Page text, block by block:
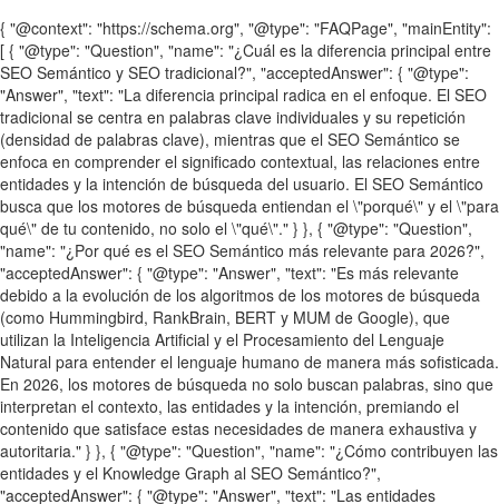
{ "@context": "https://schema.org", "@type": "FAQPage", "mainEntity":
[ { "@type": "Question", "name": "¿Cuál es la diferencia principal entre
SEO Semántico y SEO tradicional?", "acceptedAnswer": { "@type":
"Answer", "text": "La diferencia principal radica en el enfoque. El SEO
tradicional se centra en palabras clave individuales y su repetición
(densidad de palabras clave), mientras que el SEO Semántico se
enfoca en comprender el significado contextual, las relaciones entre
entidades y la intención de búsqueda del usuario. El SEO Semántico
busca que los motores de búsqueda entiendan el \"porqué\" y el \"para
qué\" de tu contenido, no solo el \"qué\"." } }, { "@type": "Question",
"name": "¿Por qué es el SEO Semántico más relevante para 2026?",
"acceptedAnswer": { "@type": "Answer", "text": "Es más relevante
debido a la evolución de los algoritmos de los motores de búsqueda
(como Hummingbird, RankBrain, BERT y MUM de Google), que
utilizan la Inteligencia Artificial y el Procesamiento del Lenguaje
Natural para entender el lenguaje humano de manera más sofisticada.
En 2026, los motores de búsqueda no solo buscan palabras, sino que
interpretan el contexto, las entidades y la intención, premiando el
contenido que satisface estas necesidades de manera exhaustiva y
autoritaria." } }, { "@type": "Question", "name": "¿Cómo contribuyen las
entidades y el Knowledge Graph al SEO Semántico?",
"acceptedAnswer": { "@type": "Answer", "text": "Las entidades